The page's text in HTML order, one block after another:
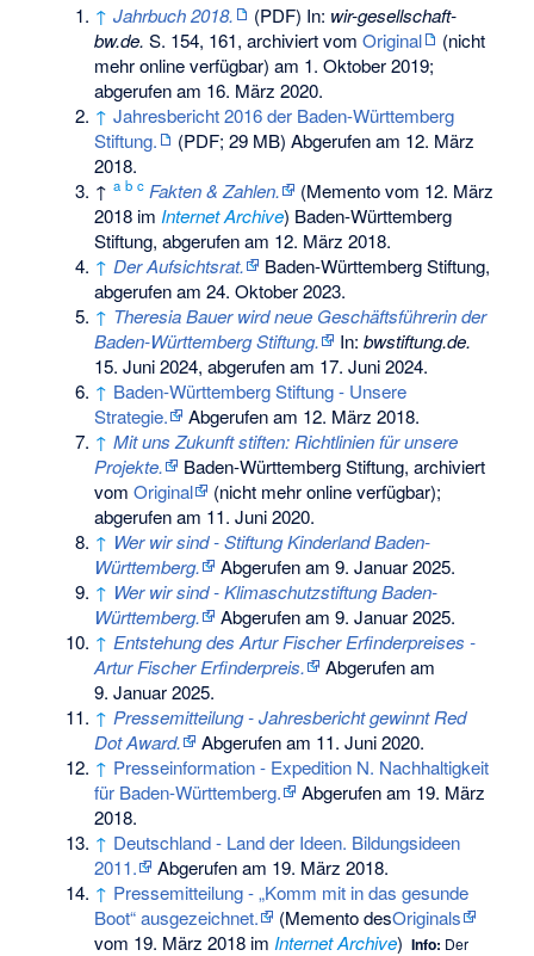
↑ Jahrbuch 2018. (PDF) In: wir-gesellschaft-
bw.de. S. 154, 161, archiviert vomOriginal
(nicht
mehr online verfügbar) am 1. Oktober 2019;
abgerufen am 16. März 2020.
↑ Jahresbericht 2016 der Baden-Württemberg
Stiftung.
(PDF; 29 MB) Abgerufen am 12. März
2018.
↑a b c Fakten & Zahlen. (Mementovom 12. März
2018 im Internet Archive) Baden-Württemberg
Stiftung, abgerufen am 12. März 2018.
↑ Der Aufsichtsrat.
Baden-Württemberg Stiftung,
abgerufen am 24. Oktober 2023.
↑ Theresia Bauer wird neue Geschäftsführerin der
Baden-Württemberg Stiftung.
In:bwstiftung.de.
15. Juni 2024, abgerufen am 17. Juni 2024.
↑ Baden-Württemberg Stiftung - Unsere
Strategie.
Abgerufen am 12. März 2018.
↑ Mit uns Zukunft stiften: Richtlinien für unsere
Projekte.
Baden-Württemberg Stiftung, archiviert
vomOriginal (nicht mehr online verfügbar);
abgerufen am 11. Juni 2020.
↑ Wer wir sind - Stiftung Kinderland Baden-
Württemberg.
Abgerufen am 9. Januar 2025.
↑ Wer wir sind - Klimaschutzstiftung Baden-
Württemberg.
Abgerufen am 9. Januar 2025.
↑ Entstehung des Artur Fischer Erfinderpreises -
Artur Fischer Erfinderpreis.
Abgerufen am
9. Januar 2025.
↑ Pressemitteilung - Jahresbericht gewinnt Red
Dot Award.
Abgerufen am 11. Juni 2020.
↑ Presseinformation - Expedition N. Nachhaltigkeit
für Baden-Württemberg.
Abgerufen am 19. März
2018.
↑ Deutschland - Land der Ideen. Bildungsideen
2011.
Abgerufen am 19. März 2018.
↑ Pressemitteilung - „Komm mit in das gesunde
Boot“ ausgezeichnet.
(MementodesOriginals
vom 19. März 2018 im Internet Archive) Info: Der